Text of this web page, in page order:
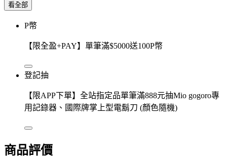
看全部
P幣
【限全盈+PAY】單筆滿$5000送100P幣
登記抽
【限APP下單】全站指定品單筆滿888元抽Mio gogoro專
用記錄器、國際牌掌上型電鬍刀 (顏色隨機)
商品評價